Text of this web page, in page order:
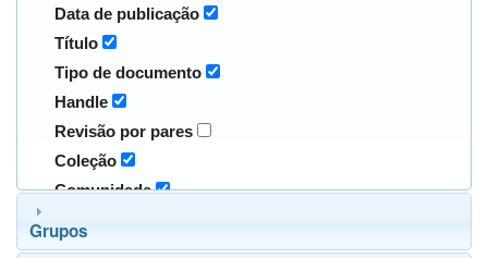
Data de publicação
Título
Tipo de documento
Handle
Revisão por pares
Coleção
Comunidade
Grupos